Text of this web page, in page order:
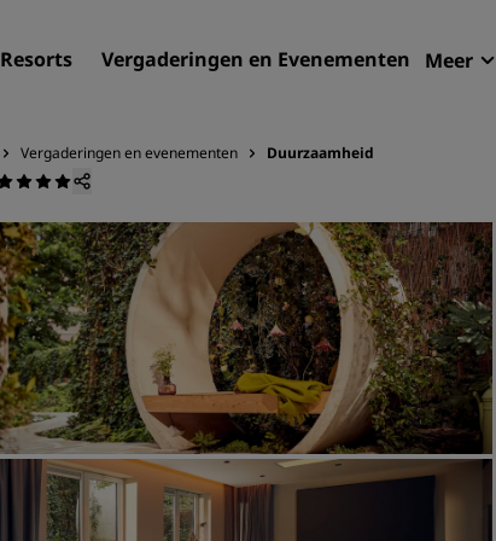
Resorts Vergaderingen en Evenementen Meer
Bestemmingen
Resorts
Serviceappartementen
Luchthavenhotels
Nieuwe toekomstige hotels
Vergaderingen en
evenementen
Vergaderingen en evenementen Duurzaamheid